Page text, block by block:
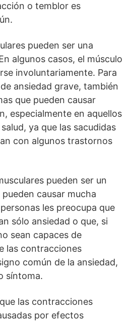
o temblor es
pueden ser una
algunos casos, el músculo
involuntariamente. Para
ansiedad grave, también
que pueden causar
especialmente en aquellos
ya que las sacudidas
con algunos trastornos
pueden ser un
causar mucha
les preocupa que
sólo ansiedad o que, si
sean capaces de
las contracciones
común de la ansiedad,
síntoma.
las contracciones
por efectos